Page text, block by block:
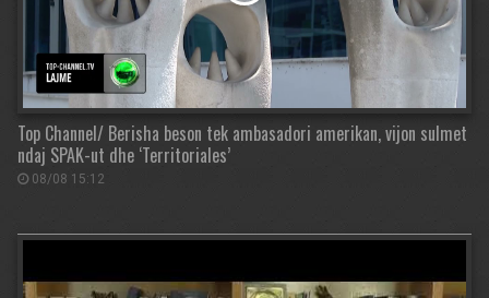
Top Channel/ Berisha beson tek ambasadori amerikan, vijon sulmet
ndaj SPAK-ut dhe ‘Territoriales’
08/08 15:12